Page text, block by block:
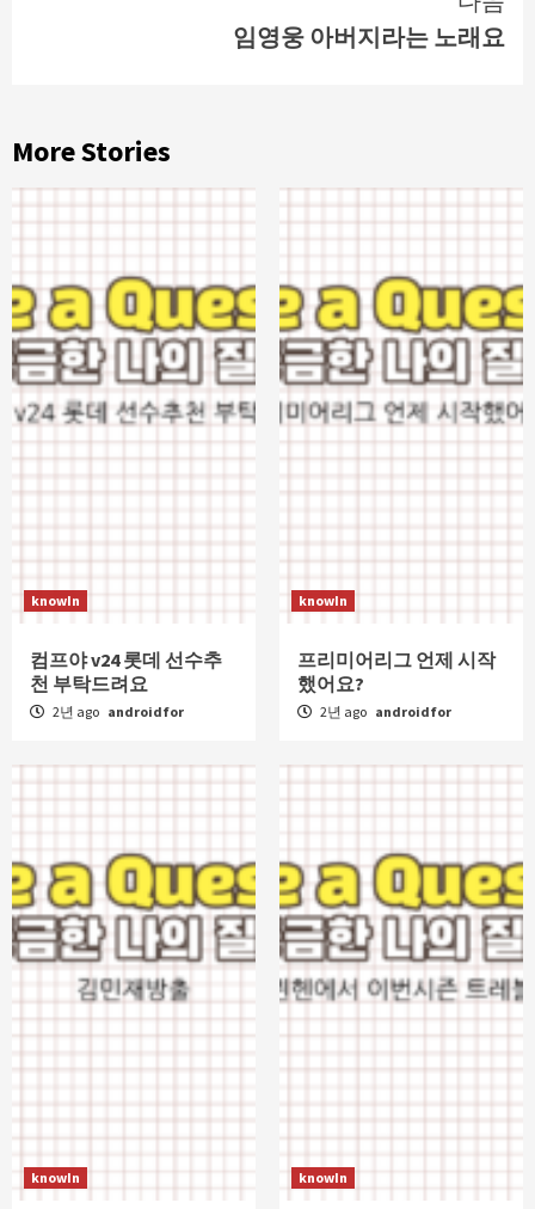
임영웅 아버지라는 노래요
More Stories
knowIn
컴프야 v24 롯데 선수추
천 부탁드려요
2년 ago androidfor
knowIn
프리미어리그 언제 시작
했어요?
2년 ago androidfor
knowIn knowIn